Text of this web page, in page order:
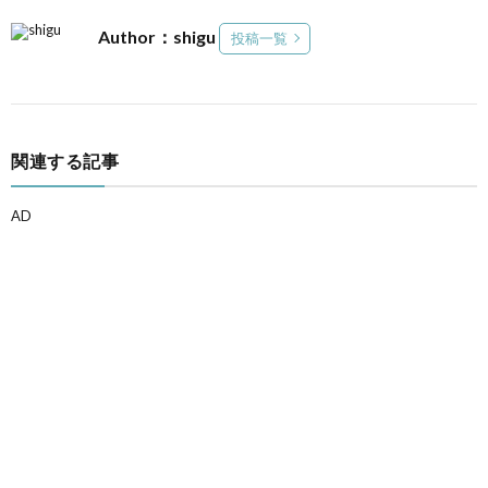
Author：shigu 投稿一覧
関連する記事
AD